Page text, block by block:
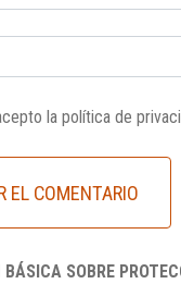
la política de
BÁSICA SOBRE